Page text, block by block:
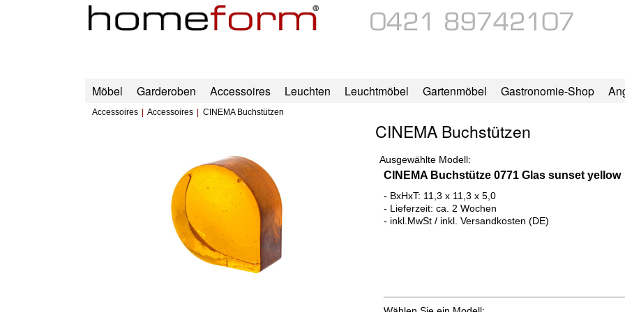
Möbel Garderoben Accessoires Leuchten Leuchtmöbel Gartenmöbel Gastronomie-Shop
Accessoires Accessoires CINEMA Buchstützen
CINEMA Buchstützen
Ausgewählte Modell:
CINEMA Buchstütze 0771 Glas sunset yellow
- BxHxT: 11,3 x 11,3 x 5,0
- Lieferzeit: ca. 2 Wochen
- inkl.MwSt / inkl. Versandkosten (DE)